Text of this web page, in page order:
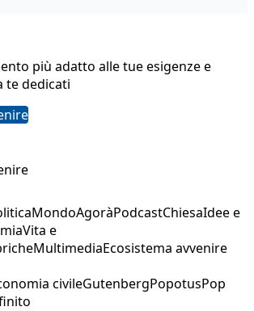
più adatto alle tue esigenze e
te dedicati
MondoAgoràPodcastChiesaIdee e
Vita e
MultimediaEcosistema avvenire
civileGutenbergPopotusPop